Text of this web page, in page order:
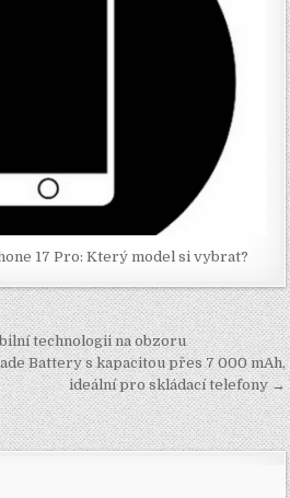
17 Pro: Který model si vybrat?
technologii na obzoru
Battery s kapacitou přes 7 000 mAh,
ideální pro skládací telefony →